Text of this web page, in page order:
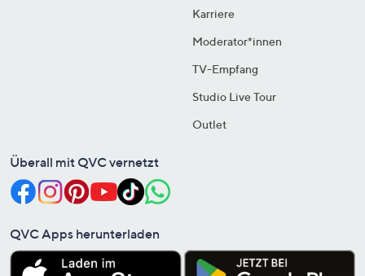
Karriere
Moderator*innen
TV-Empfang
Studio Live Tour
Outlet
Überall mit QVC vernetzt
QVC Apps herunterladen